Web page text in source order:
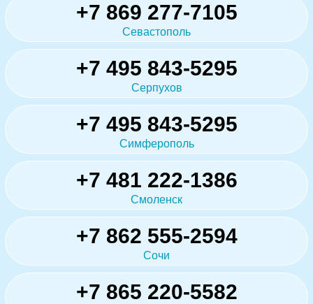
+7 869 277-7105
Севастополь
+7 495 843-5295
Серпухов
+7 495 843-5295
Симферополь
+7 481 222-1386
Смоленск
+7 862 555-2594
Сочи
+7 865 220-5582